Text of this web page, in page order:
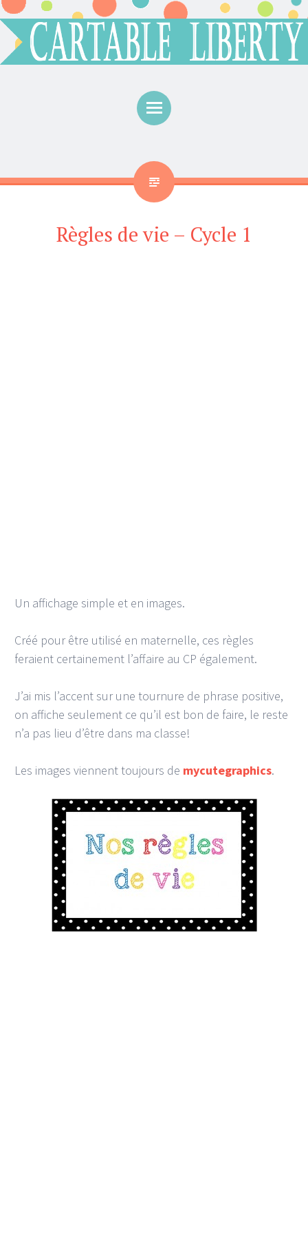
Règles de vie – Cycle 1
Un affichage simple et en images.
Créé pour être utilisé en maternelle, ces règles
feraient certainement l’affaire au CP également.
J’ai mis l’accent sur une tournure de phrase positive,
on affiche seulement ce qu’il est bon de faire, le reste
n’a pas lieu d’être dans ma classe!
Les images viennent toujours de mycutegraphics.